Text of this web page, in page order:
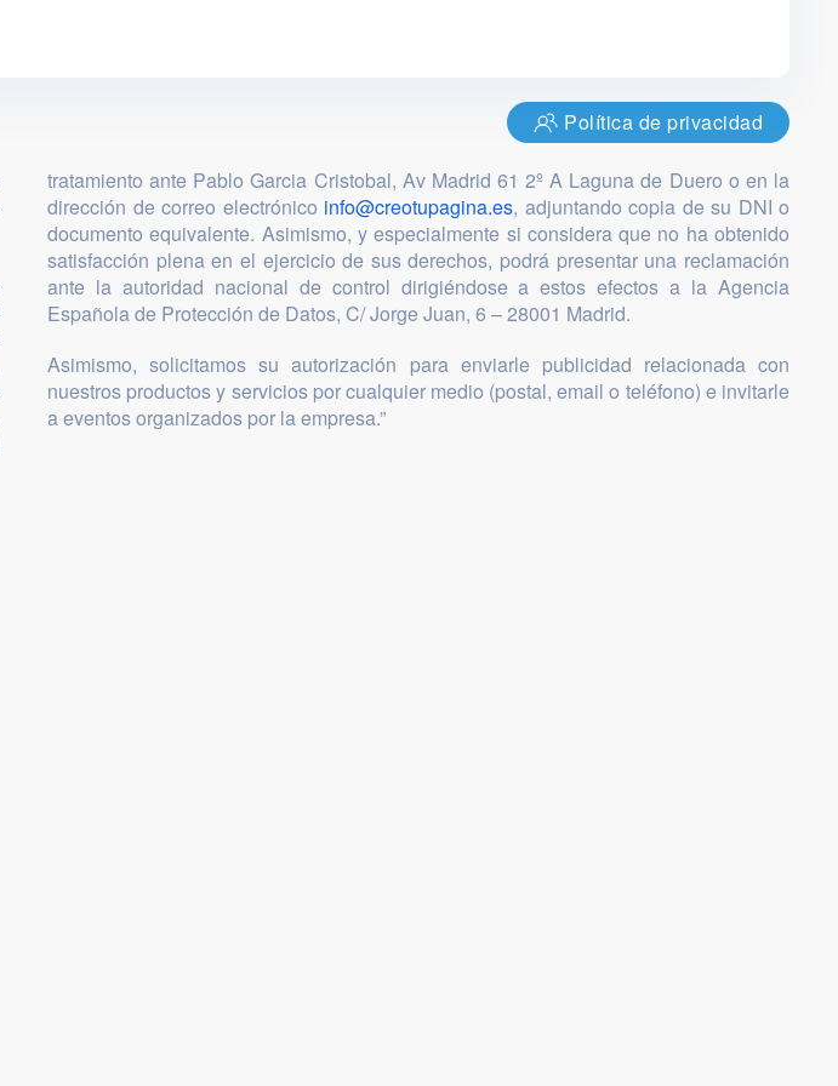
Política de privacidad
tratamiento ante Pablo Garcia Cristobal, Av Madrid 61 2º A Laguna de Duero o en la
dirección de correo electrónico info@creotupagina.es, adjuntando copia de su DNI o
documento equivalente. Asimismo, y especialmente si considera que no ha obtenido
satisfacción plena en el ejercicio de sus derechos, podrá presentar una reclamación
ante la autoridad nacional de control dirigiéndose a estos efectos a la Agencia
Española de Protección de Datos, C/ Jorge Juan, 6 – 28001 Madrid.
Asimismo, solicitamos su autorización para enviarle publicidad relacionada con
nuestros productos y servicios por cualquier medio (postal, email o teléfono) e invitarle
a eventos organizados por la empresa.”